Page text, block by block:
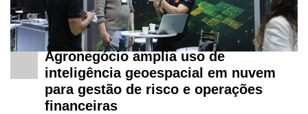
Agronegócio amplia uso de
inteligência geoespacial em nuvem
para gestão de risco e operações
financeiras